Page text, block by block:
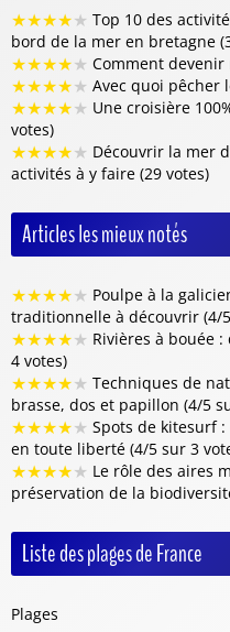
★★★★★ Top 10 des
bord de la mer en bretagne
★★★★★ Comment devenir
★★★★★ Avec quoi pêcher
★★★★★ Une croisière
votes)
★★★★★ Découvrir la mer
activités à y faire (29 votes)
Articles les mieux notés
★★★★★ Poulpe à la
traditionnelle à découvrir (4/
★★★★★ Rivières à bouée
4 votes)
★★★★★ Techniques de
brasse, dos et papillon (4/5
★★★★★ Spots de kitesurf :
en toute liberté (4/5 sur 3
★★★★★ Le rôle des aires
préservation de la
Liste des plages de France
Plages